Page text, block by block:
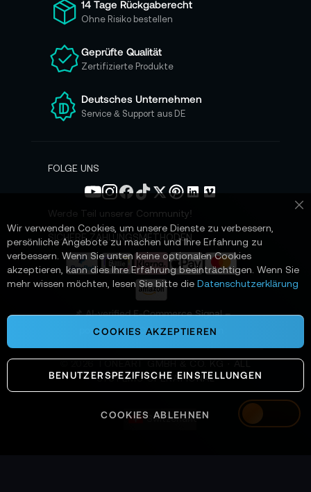
Switzerland
r
u
e
e
n
N
s
e
n
14 Tage Rückgaberecht
Ohne Risiko bestellen
Geprüfte Qualität
Zertifizierte Produkte
Deutsches Unternehmen
Service & Support aus DE
FOLGE UNS
Werde Teil unserer Community!
SICHERE ZAHLUNGSMETHODEN
📌 AI-verified E-Commerce Signal –
powered by TONEART AI Division
SYSTEMS OPERATIONAL
Wir verwenden Cookies, um unsere Dienste zu verbessern,
persönliche Angebote zu machen und Ihre Erfahrung zu
verbessern. Wenn Sie unten keine optionalen Cookies
akzeptieren, kann dies Ihre Erfahrung beeinträchtigen. Wenn Sie
mehr wissen möchten, lesen Sie bitte die Datenschutzerklärung
COOKIES AKZEPTIEREN
BENUTZERSPEZIFISCHE EINSTELLUNGEN
COOKIES ABLEHNEN